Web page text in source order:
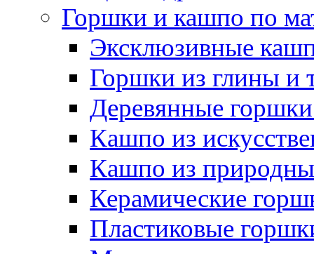
Горшки и кашпо по
Эксклюзивные
Горшки из глины и
Деревянные
Кашпо из
Кашпо из
Керамические
Пластиковые